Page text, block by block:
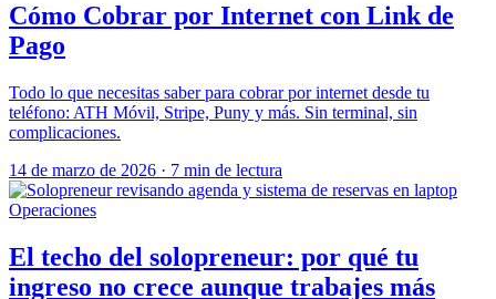
Cómo Cobrar por Internet con Link de
Pago
Todo lo que necesitas saber para cobrar por internet desde tu
teléfono: ATH Móvil, Stripe, Puny y más. Sin terminal, sin
complicaciones.
14 de marzo de 2026 · 7 min de lectura
Operaciones
El techo del solopreneur: por qué tu
ingreso no crece aunque trabajes más